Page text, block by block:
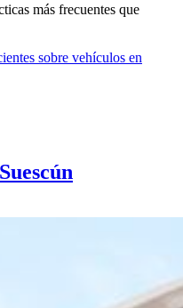
más frecuentes que
sobre vehículos en